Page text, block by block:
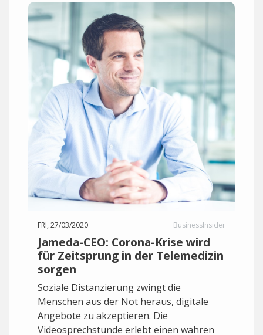
FRI, 27/03/2020 BusinessInsider
Jameda-CEO: Corona-Krise wird
für Zeitsprung in der Telemedizin
sorgen
Soziale Distanzierung zwingt die
Menschen aus der Not heraus, digitale
Angebote zu akzeptieren. Die
Videosprechstunde erlebt einen wahren